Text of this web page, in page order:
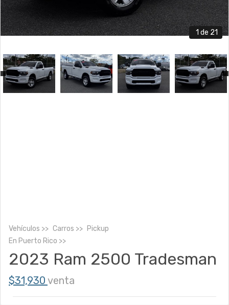
1 de 21
Vehículos Carros
Pickup
En Puerto Rico
2023 Ram 2500 Tradesman
$31,930 venta